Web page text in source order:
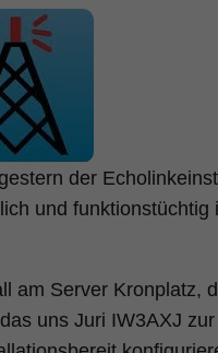
der
und funktionstüchtig
am Server Kronplatz,
uns Juri IW3AXJ